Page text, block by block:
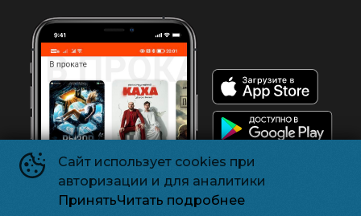
Сайт использует cookies при
авторизации и для аналитики
ПринятьЧитать подробнее